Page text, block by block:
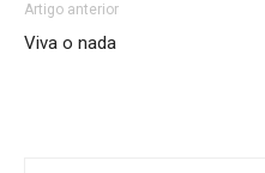
Artigo anterior
Viva o nada